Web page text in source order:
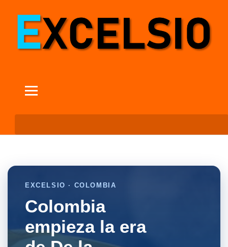
EXCELSIO · COLOMBIA
Colombia
empieza la era